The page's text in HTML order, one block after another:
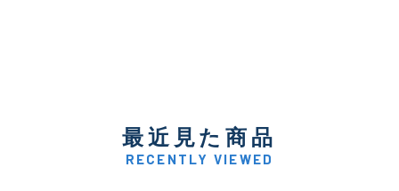
最近見た商品
RECENTLY VIEWED